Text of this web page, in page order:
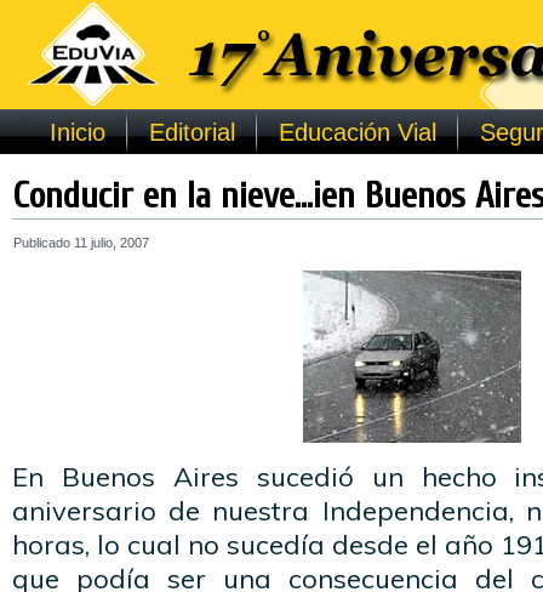
Inicio Editorial Educación Vial
Conducir en la nieve…¡en Buenos
Publicado 11 julio, 2007
En Buenos Aires sucedió un hecho
aniversario de nuestra Independencia,
horas, lo cual no sucedía desde el año
que podía ser una consecuencia del